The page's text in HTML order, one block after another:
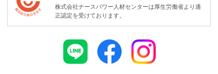
株式会社ナースパワー人材センターは厚生労働省より適
正認定を受けております。